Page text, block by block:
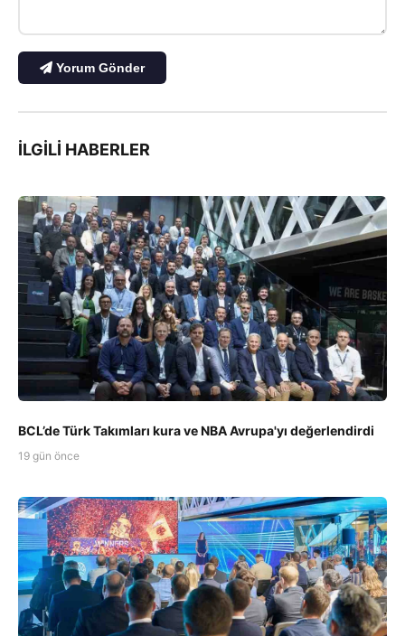
Yorum Gönder
İLGILI HABERLER
BCL’de Türk Takımları kura ve NBA Avrupa'yı değerlendirdi
19 gün önce